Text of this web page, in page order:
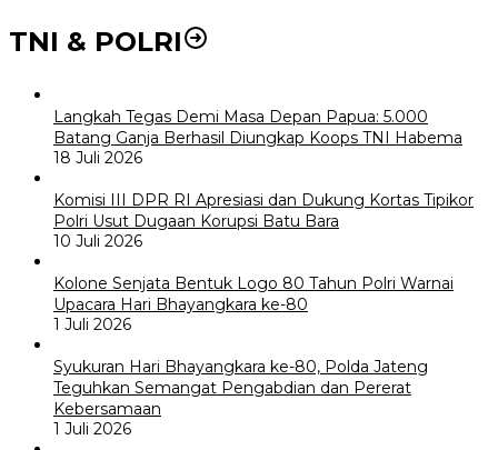
TNI & POLRI
Langkah Tegas Demi Masa Depan Papua: 5.000
Batang Ganja Berhasil Diungkap Koops TNI Habema
18 Juli 2026
Komisi III DPR RI Apresiasi dan Dukung Kortas Tipikor
Polri Usut Dugaan Korupsi Batu Bara
10 Juli 2026
Kolone Senjata Bentuk Logo 80 Tahun Polri Warnai
Upacara Hari Bhayangkara ke-80
1 Juli 2026
Syukuran Hari Bhayangkara ke-80, Polda Jateng
Teguhkan Semangat Pengabdian dan Pererat
Kebersamaan
1 Juli 2026